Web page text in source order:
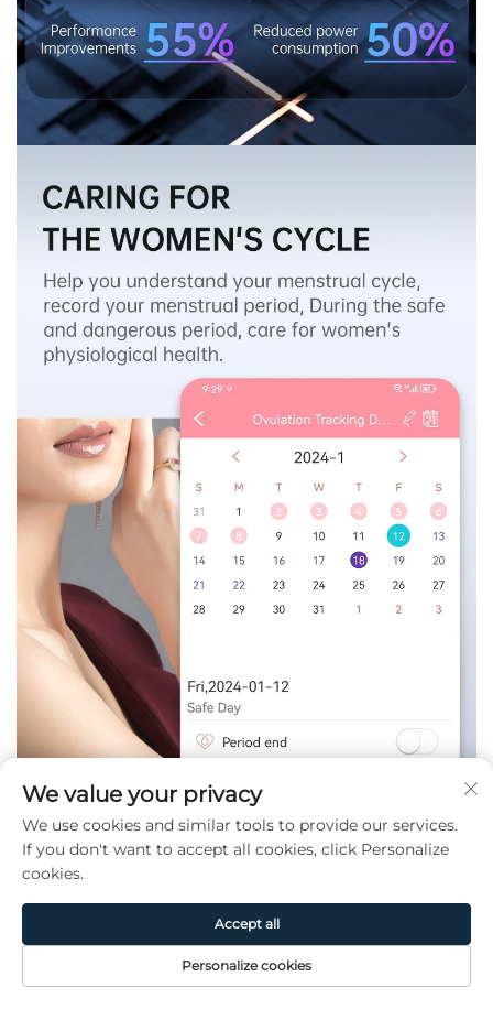
Page
Produit De CONTACT
We value your privacy
We use cookies and similar tools to provide our services.
If you don't want to accept all cookies, click Personalize
cookies.
Personalize cookies
Accept all